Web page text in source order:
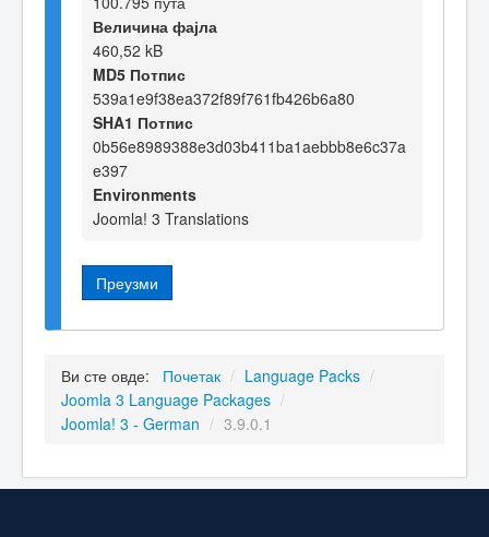
Величина фајла
460,52 kB
MD5 Потпис
539a1e9f38ea372f89f761fb426b6a80
SHA1 Потпис
0b56e8989388e3d03b411ba1aebbb8e6c37a
e397
Environments
Joomla! 3 Translations
Преузми
Ви сте овде: Почетак / Language Packs /
Joomla 3 Language Packages /
Joomla! 3 - German / 3.9.0.1